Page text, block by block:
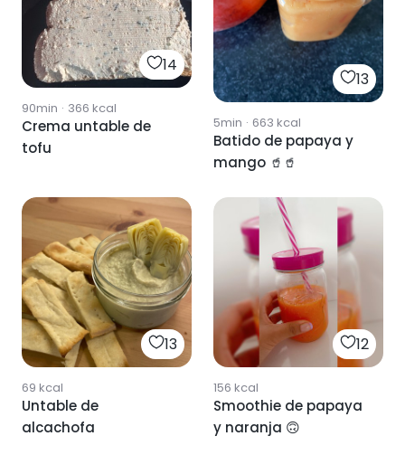
14
90min · 366 kcal
Crema untable de
tofu
13
5min · 663 kcal
Batido de papaya y
mango 🥤🥤
13
69 kcal
Untable de
alcachofa
12
156 kcal
Smoothie de papaya
y naranja 🙃